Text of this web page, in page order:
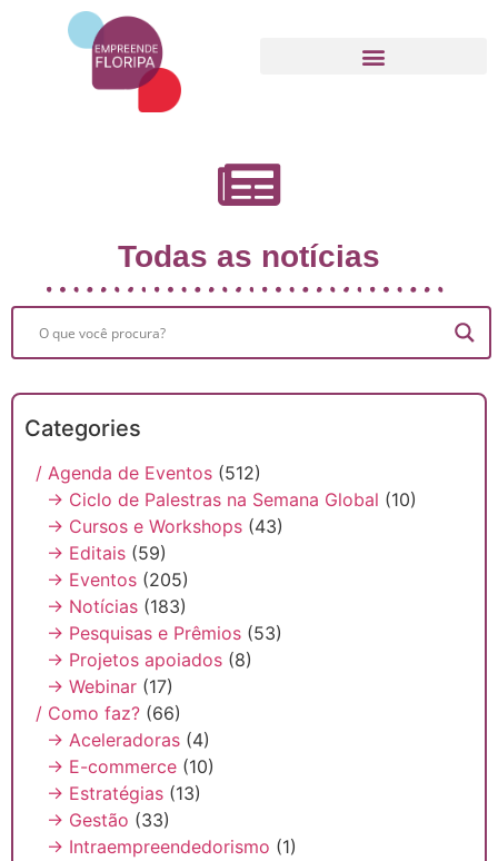
Todas as notícias
Categories
/ Agenda de Eventos (512)
→ Ciclo de Palestras na Semana Global (10)
→ Cursos e Workshops (43)
→ Editais (59)
→ Eventos (205)
→ Notícias (183)
→ Pesquisas e Prêmios (53)
→ Projetos apoiados (8)
→ Webinar (17)
/ Como faz? (66)
→ Aceleradoras (4)
→ E-commerce (10)
→ Estratégias (13)
→ Gestão (33)
→ Intraempreendedorismo (1)